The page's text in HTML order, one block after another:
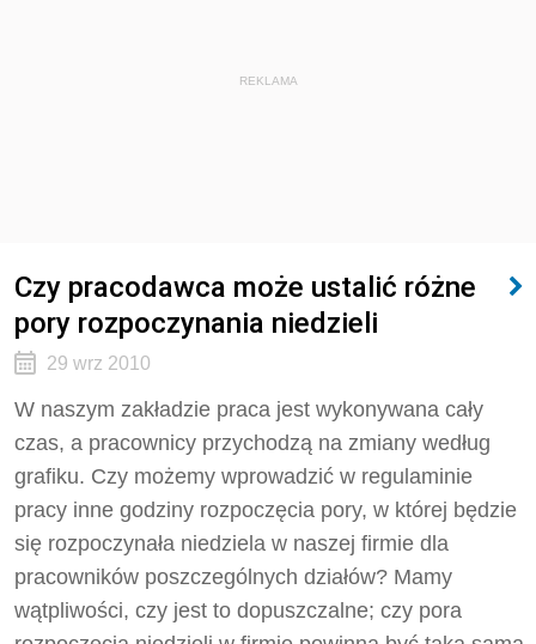
REKLAMA
Czy pracodawca może ustalić różne
pory rozpoczynania niedzieli
29 wrz 2010
W naszym zakładzie praca jest wykonywana cały
czas, a pracownicy przychodzą na zmiany według
grafiku. Czy możemy wprowadzić w regulaminie
pracy inne godziny rozpoczęcia pory, w której będzie
się rozpoczynała niedziela w naszej firmie dla
pracowników poszczególnych działów? Mamy
wątpliwości, czy jest to dopuszczalne; czy pora